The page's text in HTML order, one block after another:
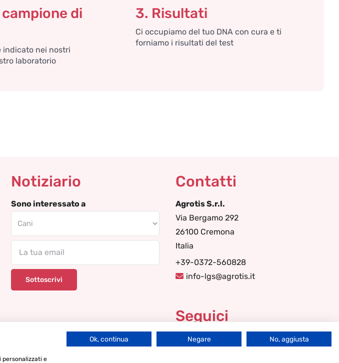
di
indicato nei nostri
laboratorio
3. Risultati
Ci occupiamo del tuo DNA con cura e ti
forniamo i risultati del test
Notiziario
Sono interessato a
Contatti
Agrotis S.r.l.
Via Bergamo 292
26100 Cremona
Italia
+39-0372-560828
info-lgs@agrotis.it
Seguici
personalizzati e
Ok, continua Negare No, aggiusta